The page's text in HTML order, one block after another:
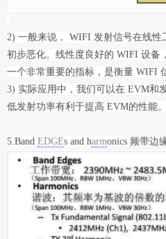
2) 一般来说， WIFI 发射信号在线
初步恶化。线性度良好的 WIFI 设备
一个非常重要的指标，是衡量 WIFI
3) 实际应用中，我们可以在 EVM和
低发射功率有利于提高 EVM的性能。
5.Band EDGEs and harmonics 频带边